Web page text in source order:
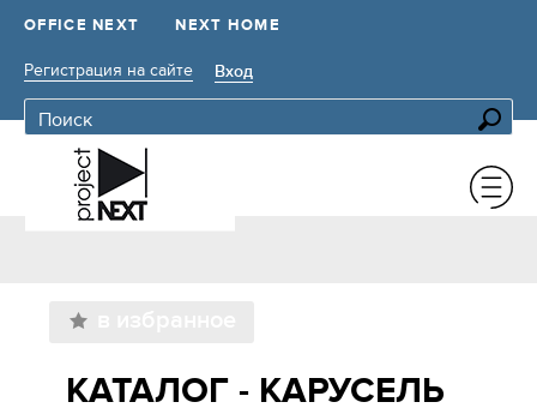
OFFICE NEXT NEXT HOME
Регистрация на сайте Вход
КАТАЛОГ - КАРУСЕЛЬ